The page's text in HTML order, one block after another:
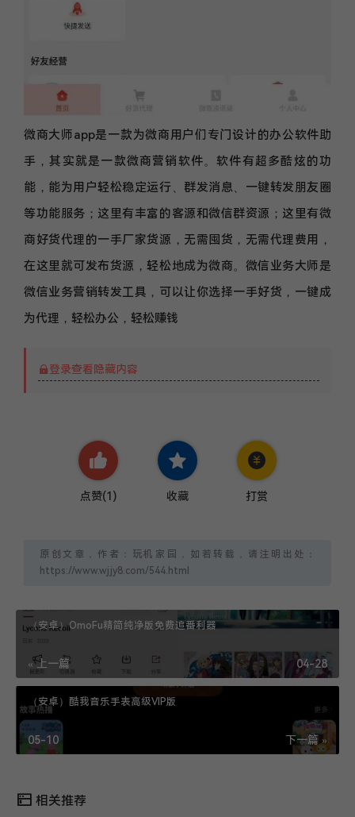
微商大师app是一款为微商用户们专门设计的办公软件助
手，其实就是一款微商营销软件。软件有超多酷炫的功
能，能为用户轻松稳定运行、群发消息、一键转发朋友圈
等功能服务；这里有丰富的客源和微信群资源；这里有微
商好货代理的一手厂家货源，无需囤货，无需代理费用，
在这里就可发布货源，轻松地成为微商。微信业务大师是
微信业务营销转发工具，可以让你选择一手好货，一键成
为代理，轻松办公，轻松赚钱
登录查看隐藏内容
点赞(1 ) 收藏 打赏
原创文章，作者：玩机家园，如若转载，请注明出处：
https://www.wjjy8.com/544.html
（安卓）OmoFu精简纯净版免费追番利器
« 上一篇 04-28
（安卓）酷我音乐手表高级VIP版
下一篇 »
05-10
相关推荐